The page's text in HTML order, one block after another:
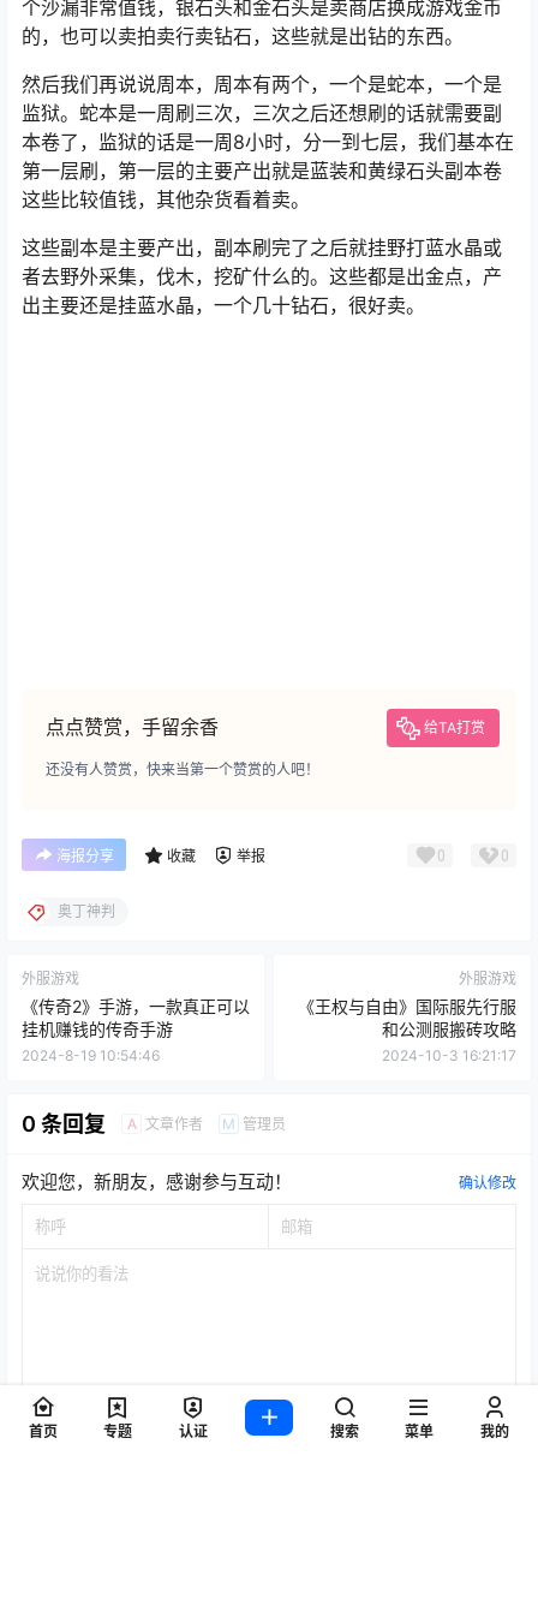
日常本，日常本有两个一个是金币本，一个是强化石本。
还有就是副本沙漏，可以增加这个副本一小时时间的，这
个沙漏非常值钱，银石头和 金石头
是卖商店换成游戏金币
的，也可以卖拍卖行卖钻石，这些就是出钻的东西。
然后我们再说说周本，周本有两个，一个是蛇本，一个是
监狱。蛇本是一周刷三次，三次之后还想刷的话就需要副
本卷了，监狱的话是一周8小时，分一到七层，我们基本在
第一层刷，第一层的主要产出就是蓝装和黄绿石头副本卷
这些比较值钱，其他杂货看着卖。
这些副本是主要产出，副本刷完了之后就挂野打蓝水晶或
海报分享
奥丁神判
外服游戏
2024-8-19 10:54:46
外服游戏
0 条回复 A 文章作者 M 管理员
首页 专题 认证 搜索 菜单 我的